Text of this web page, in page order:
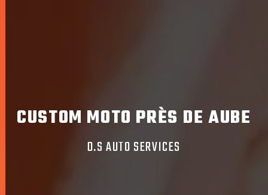
CUSTOM MOTO PRÈS DE AUBE
D.S AUTO SERVICES